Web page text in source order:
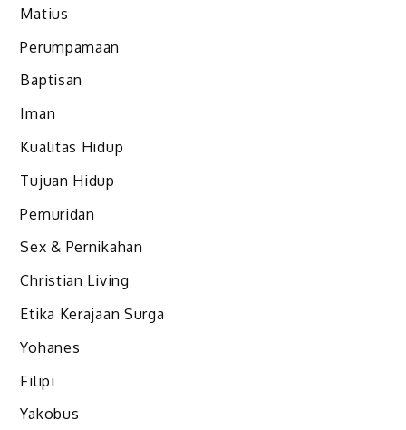
Matius
Perumpamaan
Baptisan
Iman
Kualitas Hidup
Tujuan Hidup
Pemuridan
Sex & Pernikahan
Christian Living
Etika Kerajaan Surga
Yohanes
Filipi
Yakobus